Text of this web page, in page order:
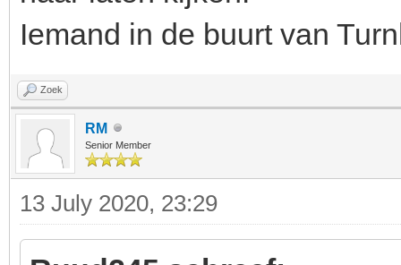
Iemand in de buurt van
Zoek
RM
Senior Member
13 July 2020, 23:29